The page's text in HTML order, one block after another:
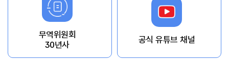
무역위원회
30년사
공식 유튜브 채널